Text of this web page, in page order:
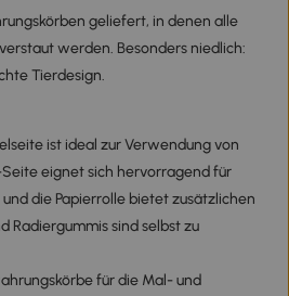
geliefert, in denen alle
werden. Besonders niedlich:
Tierdesign.
ist ideal zur Verwendung von
eignet sich hervorragend für
die Papierrolle bietet zusätzlichen
Radiergummis sind selbst zu
für die Mal- und